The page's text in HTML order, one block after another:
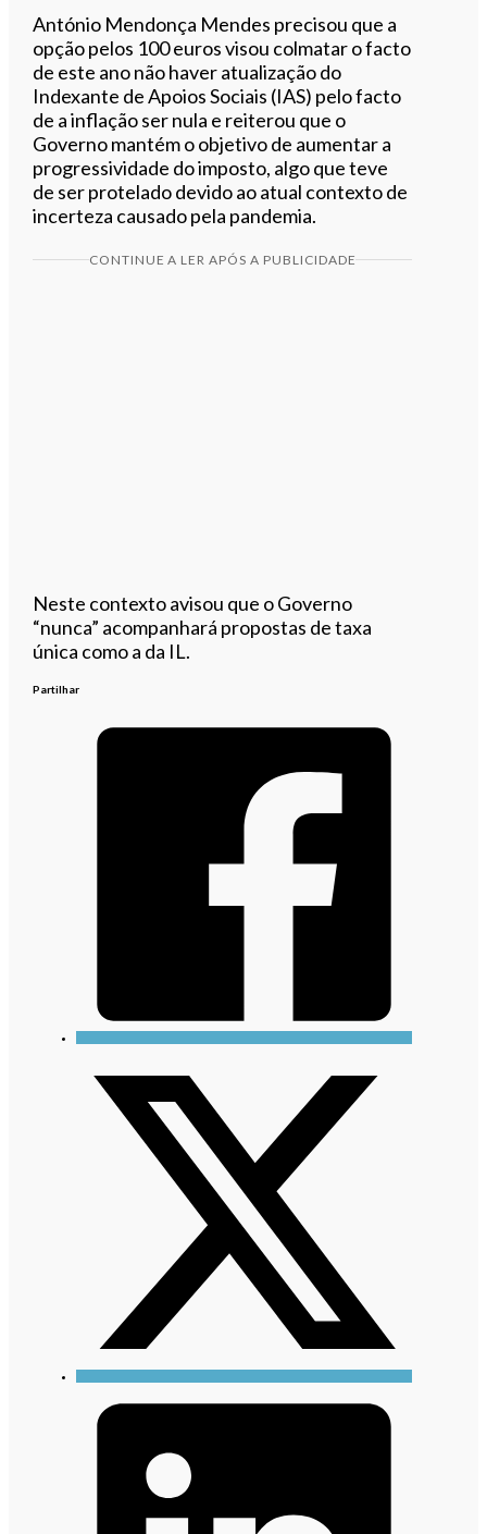
António Mendonça Mendes precisou que a
opção pelos 100 euros visou colmatar o facto
de este ano não haver atualização do
Indexante de Apoios Sociais (IAS) pelo facto
de a inflação ser nula e reiterou que o
Governo mantém o objetivo de aumentar a
progressividade do imposto, algo que teve
de ser protelado devido ao atual contexto de
incerteza causado pela pandemia.
CONTINUE A LER APÓS A PUBLICIDADE
Neste contexto avisou que o Governo
“nunca” acompanhará propostas de taxa
única como a da IL.
Partilhar